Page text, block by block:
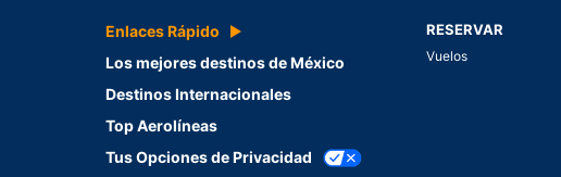
Enlaces Rápido
Los mejores destinos de México
Destinos Internacionales
Top Aerolíneas
Tus Opciones de Privacidad
RESERVAR
Vuelos